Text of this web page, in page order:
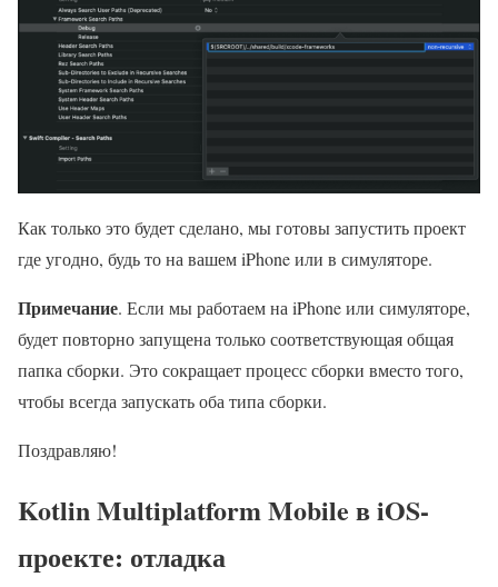
Как только это будет сделано, мы готовы запустить проект
где угодно, будь то на вашем iPhone или в симуляторе.
Примечание. Если мы работаем на iPhone или симуляторе,
будет повторно запущена только соответствующая общая
папка сборки. Это сокращает процесс сборки вместо того,
чтобы всегда запускать оба типа сборки.
Поздравляю!
Kotlin Multiplatform Mobile в iOS-
проекте: отладка